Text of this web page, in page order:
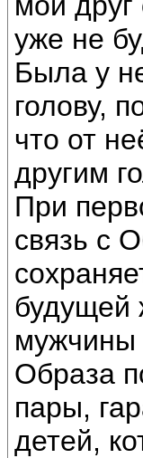
уже не
Была у
голову,
что от
другим
При
связь с
будущей
мужчины
Образа
пары,
детей,